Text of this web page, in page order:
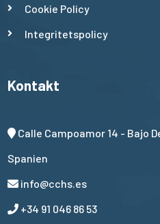
Cookie Policy
Integritetspolicy
Kontakt
Calle Campoamor 14 - Bajo
Spanien
info@cchs.es
+34 91 046 86 53